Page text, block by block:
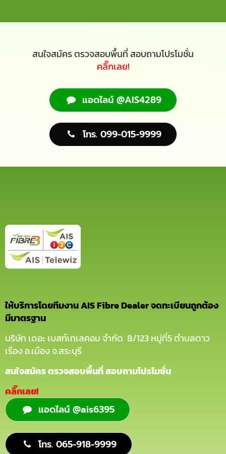
สนใจสมัคร ตรวจสอบพื้นที่ สอบถามโปรโมชั่น
คลิ๊กเลย!
แอดไลน์ @AIS4289
โทร. 099-015-9999
ให้บริการโดยทีมงาน AIS Fibre Dealer จดทะเบียนถูกต้อง
มีมาตรฐาน
บริษัท เดอะ เบสท์เทเลคอม จำกัด 8/123 หมู่ที่5 ตำบลดาว
เรือง อ.เมือง จ.สระบุรี
สนใจสมัคร ตรวจสอบพื้นที่ สอบถามโปรโมชั่น
คลิ๊กเลย!
แอดไลน์ @ais6395
โทร. 065-918-9999